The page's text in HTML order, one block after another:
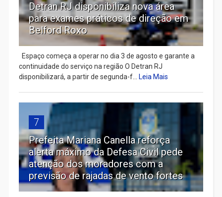
Detran RJ disponibiliza nova área
para exames práticos de direção em
Belford Roxo
Espaço começa a operar no dia 3 de agosto e garante a
continuidade do serviço na região O Detran RJ
disponibilizará, a partir de segunda-f... Leia Mais
7
Prefeita Mariana Canella reforça
alerta máximo da Defesa Civil pede
atenção dos moradores com a
previsão de rajadas de vento fortes